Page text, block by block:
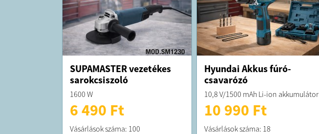
SUPAMASTER vezetékes
sarokcsiszoló
1600 W
6 490 Ft
Vásárlások száma: 100
Hyundai Akkus fúró-
csavarózó
10,8 V/1500 mAh Li-ion akkumulátor
10 990 Ft
Vásárlások száma: 18